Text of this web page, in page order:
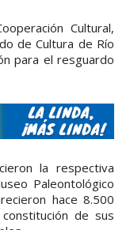
Cultural,
de Cultura de Río
para el resguardo
la respectiva
Paleontológico
hace 8.500
de sus